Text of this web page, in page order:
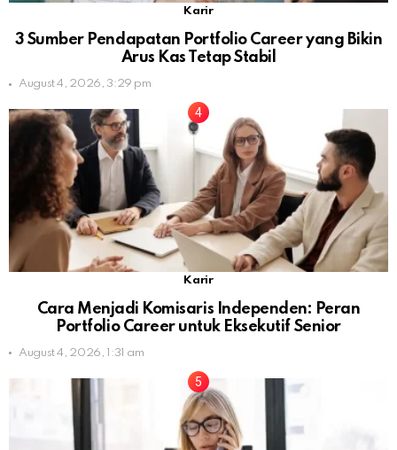
Karir
3 Sumber Pendapatan Portfolio Career yang Bikin
Arus Kas Tetap Stabil
August 4, 2026, 3:29 pm
Karir
Cara Menjadi Komisaris Independen: Peran
Portfolio Career untuk Eksekutif Senior
August 4, 2026, 1:31 am